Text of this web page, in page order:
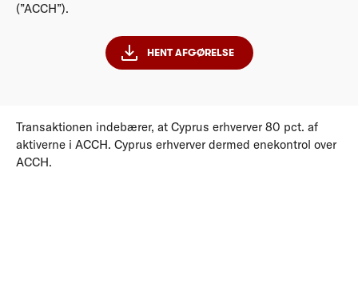
(”ACCH”).
HENT AFGØRELSE
Transaktionen indebærer, at Cyprus erhverver 80 pct. af
aktiverne i ACCH. Cyprus erhverver dermed enekontrol over
ACCH.